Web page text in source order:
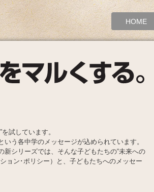
HOME
試しています。
う各中学のメッセージが込められています。
シリーズでは、そんな子どもたちの“未来への
ョン･ポリシー）と、子どもたちへのメッセー